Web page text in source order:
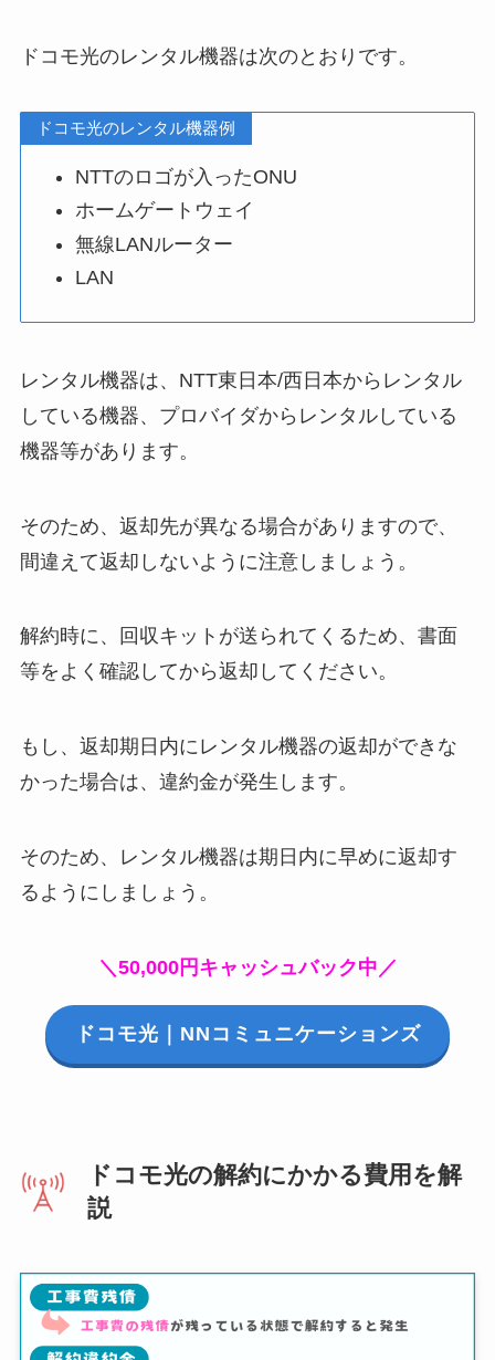
ドコモ光のレンタル機器は次のとおりです。
ドコモ光のレンタル機器例
NTTのロゴが入ったONU
ホームゲートウェイ
無線LANルーター
LAN
レンタル機器は、NTT東日本/西日本からレンタル
している機器、プロバイダからレンタルしている
機器等があります。
そのため、返却先が異なる場合がありますので、
間違えて返却しないように注意しましょう。
解約時に、回収キットが送られてくるため、書面
等をよく確認してから返却してください。
もし、返却期日内にレンタル機器の返却ができな
かった場合は、違約金が発生します。
そのため、レンタル機器は期日内に早めに返却す
るようにしましょう。
＼50,000円キャッシュバック中／
ドコモ光｜NNコミュニケーションズ
ドコモ光の解約にかかる費用を解
説